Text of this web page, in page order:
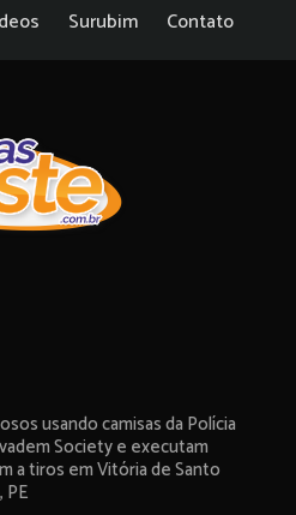
Surubim Contato
usando camisas da Polícia
Society e executam
a tiros em Vitória de Santo
PE